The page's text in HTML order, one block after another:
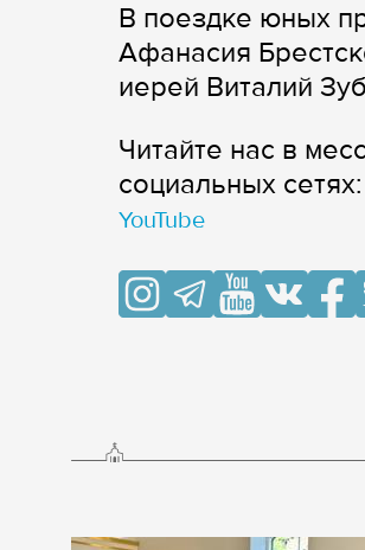
В поездке юных
Афанасия
иерей Виталий
Читайте нас в
cоциальных сетях:
YouTube